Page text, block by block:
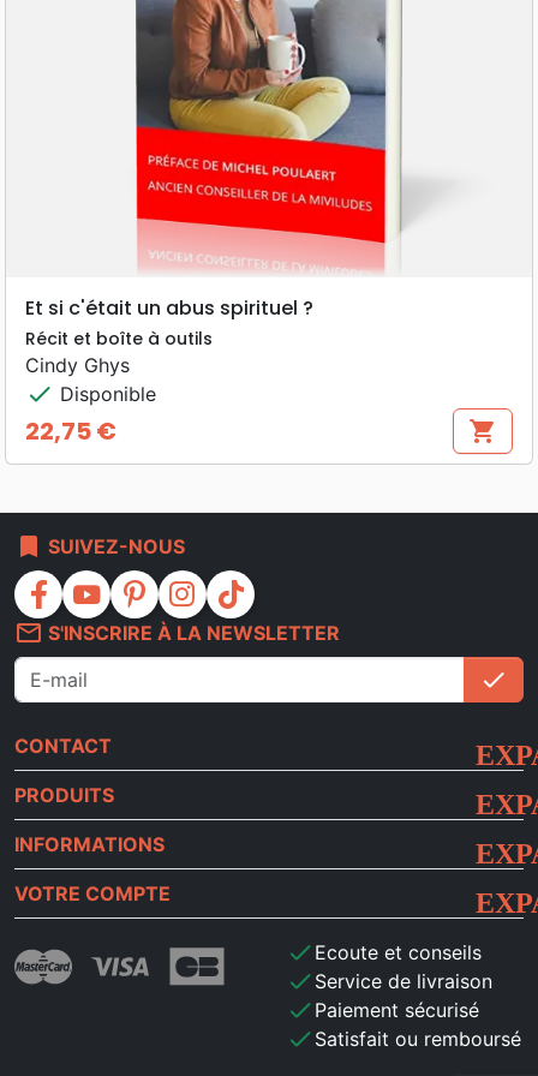
Et si c'était un abus spirituel ?
Récit et boîte à outils
Cindy Ghys
check Disponible
Prix
22,75 € shopping_cart
bookmark SUIVEZ-NOUS
facebook youtube pinterest instagram
tiktok
mail_outline S'INSCRIRE À LA NEWSLETTER
check
CONTACT
PRODUITS
INFORMATIONS
VOTRE COMPTE
check Ecoute et conseils
check Service de livraison
check Paiement sécurisé
check Satisfait ou remboursé